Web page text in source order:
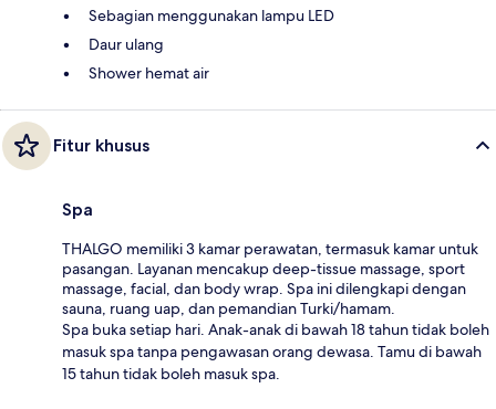
Sebagian menggunakan lampu LED
Daur ulang
Shower hemat air
Fitur khusus
Spa
THALGO memiliki 3 kamar perawatan, termasuk kamar untuk
pasangan. Layanan mencakup deep-tissue massage, sport
massage, facial, dan body wrap. Spa ini dilengkapi dengan
sauna, ruang uap, dan pemandian Turki/hamam.
Spa buka setiap hari. Anak-anak di bawah 18 tahun tidak boleh
masuk spa tanpa pengawasan orang dewasa. Tamu di bawah
15 tahun tidak boleh masuk spa.